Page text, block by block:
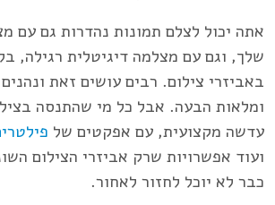
אתה יכול לצלם תמונות נהדרות גם עם
שלך, וגם עם מצלמה דיגיטלית רגילה,
באביזרי צילום. רבים עושים זאת
ומלאות הבעה. אבל כל מי שהתנסה
עדשה מקצועית, עם אפקטים של
ועוד אפשרויות שרק אביזרי הצילום
כבר לא יוכל לחזור לאחור.